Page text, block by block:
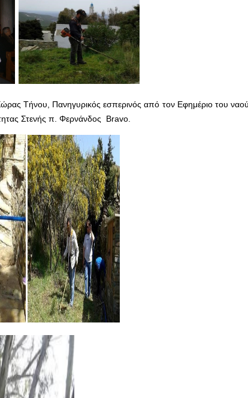
Τήνου, Πανηγυρικός εσπερινός από τον Εφημέριο του ναού
Στενής π. Φερνάνδος Bravo.